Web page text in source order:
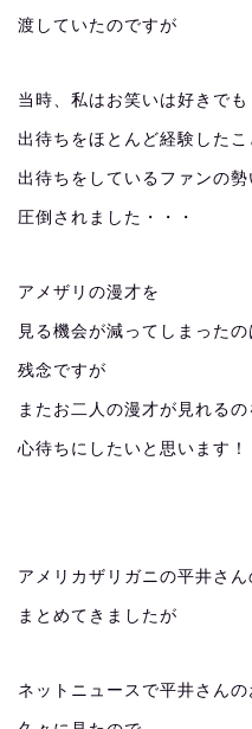
渡していたのですが
当時、私はお笑いは好きでも
出待ちをほとんど経験した
出待ちをしているファンの勢
圧倒されました・・・
アメザリの漫才を
見る機会が減ってしまったの
残念ですが
またお二人の漫才が見れるの
心待ちにしたいと思います！
アメリカザリガニの平井さ
まとめてきましたが
ネットニュースで平井さんの